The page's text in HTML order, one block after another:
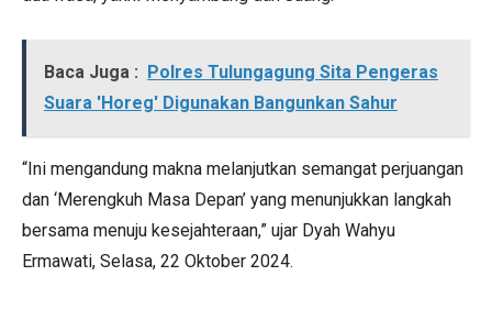
Baca Juga : Polres Tulungagung Sita Pengeras
Suara 'Horeg' Digunakan Bangunkan Sahur
“Ini mengandung makna melanjutkan semangat perjuangan
dan ‘Merengkuh Masa Depan’ yang menunjukkan langkah
bersama menuju kesejahteraan,” ujar Dyah Wahyu
Ermawati, Selasa, 22 Oktober 2024.